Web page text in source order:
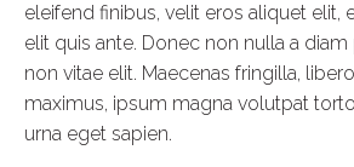
eleifend finibus, velit eros aliquet elit,
elit quis ante. Donec non nulla a
non vitae elit. Maecenas fringilla,
maximus, ipsum magna volutpat
urna eget sapien.